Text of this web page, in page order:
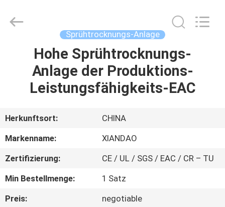
HAUS
PRODUKTE
ÜBER
UNS
FABRIK-
AUSFLUG
Technology
Sprühtrocknungs-Anlage
Hohe Sprühtrocknungs-
Anlage der Produktions-
Leistungsfähigkeits-EAC
Herkunftsort:
CHINA
Markenname:
XIANDAO
Zertifizierung:
CE / UL / SGS / EAC / CR – TU
Min Bestellmenge:
1 Satz
Preis:
negotiable